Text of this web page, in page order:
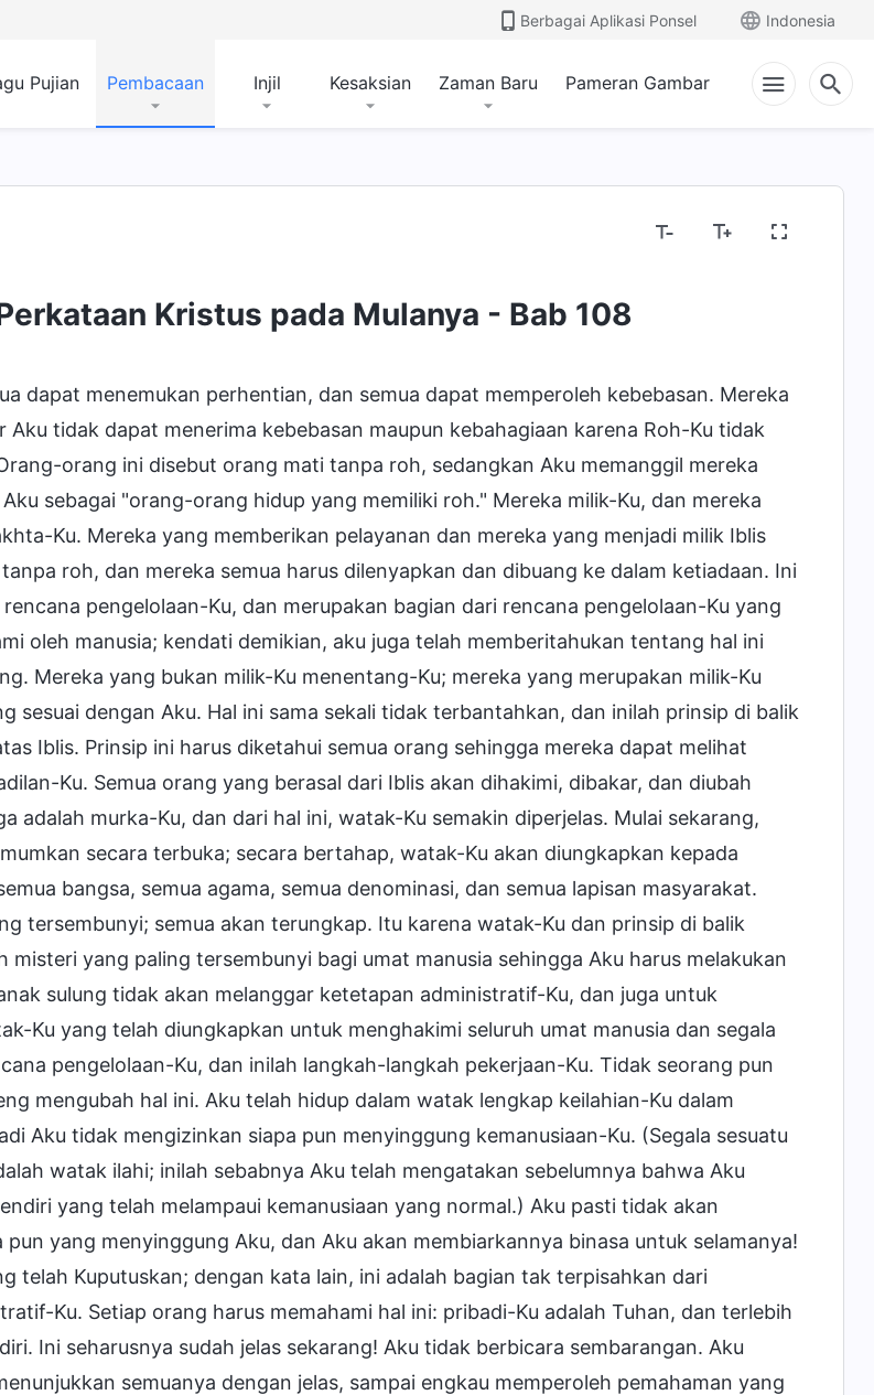
Berbagai Aplikasi Ponsel Indonesia
Pujian Pembacaan Injil Kesaksian Zaman Baru Pameran Gambar
Kristus pada Mulanya - Bab 108
dapat menemukan perhentian, dan semua dapat memperoleh kebebasan. Mereka
Aku tidak dapat menerima kebebasan maupun kebahagiaan karena Roh-Ku tidak
orang ini disebut orang mati tanpa roh, sedangkan Aku memanggil mereka
sebagai "orang-orang hidup yang memiliki roh." Mereka milik-Ku, dan mereka
Ku. Mereka yang memberikan pelayanan dan mereka yang menjadi milik Iblis
roh, dan mereka semua harus dilenyapkan dan dibuang ke dalam ketiadaan. Ini
pengelolaan-Ku, dan merupakan bagian dari rencana pengelolaan-Ku yang
oleh manusia; kendati demikian, aku juga telah memberitahukan tentang hal ini
Mereka yang bukan milik-Ku menentang-Ku; mereka yang merupakan milik-Ku
sesuai dengan Aku. Hal ini sama sekali tidak terbantahkan, dan inilah prinsip di balik
Iblis. Prinsip ini harus diketahui semua orang sehingga mereka dapat melihat
Ku. Semua orang yang berasal dari Iblis akan dihakimi, dibakar, dan diubah
adalah murka-Ku, dan dari hal ini, watak-Ku semakin diperjelas. Mulai sekarang,
secara terbuka; secara bertahap, watak-Ku akan diungkapkan kepada
bangsa, semua agama, semua denominasi, dan semua lapisan masyarakat.
tersembunyi; semua akan terungkap. Itu karena watak-Ku dan prinsip di balik
misteri yang paling tersembunyi bagi umat manusia sehingga Aku harus melakukan
sulung tidak akan melanggar ketetapan administratif-Ku, dan juga untuk
Ku yang telah diungkapkan untuk menghakimi seluruh umat manusia dan segala
pengelolaan-Ku, dan inilah langkah-langkah pekerjaan-Ku. Tidak seorang pun
mengubah hal ini. Aku telah hidup dalam watak lengkap keilahian-Ku dalam
Aku tidak mengizinkan siapa pun menyinggung kemanusiaan-Ku. (Segala sesuatu
watak ilahi; inilah sebabnya Aku telah mengatakan sebelumnya bahwa Aku
yang telah melampaui kemanusiaan yang normal.) Aku pasti tidak akan
pun yang menyinggung Aku, dan Aku akan membiarkannya binasa untuk selamanya!
telah Kuputuskan; dengan kata lain, ini adalah bagian tak terpisahkan dari
Ku. Setiap orang harus memahami hal ini: pribadi-Ku adalah Tuhan, dan terlebih
Ini seharusnya sudah jelas sekarang! Aku tidak berbicara sembarangan. Aku
semuanya dengan jelas, sampai engkau memperoleh pemahaman yang